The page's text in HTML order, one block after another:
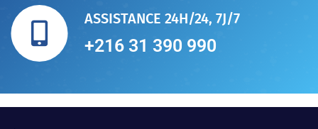
ASSISTANCE 24H/24, 7J/7
+216 31 390 990